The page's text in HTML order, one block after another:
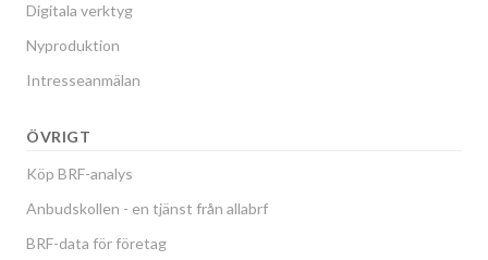
Digitala verktyg
Nyproduktion
Intresseanmälan
ÖVRIGT
Köp BRF-analys
Anbudskollen - en tjänst från allabrf
BRF-data för företag